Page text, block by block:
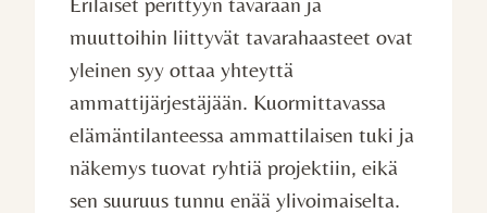
muuttoihin liittyvät tavarahaasteet ovat
yleinen syy ottaa yhteyttä
ammattijärjestäjään. Kuormittavassa
elämäntilanteessa ammattilaisen tuki ja
näkemys tuovat ryhtiä projektiin, eikä
sen suuruus tunnu enää ylivoimaiselta.